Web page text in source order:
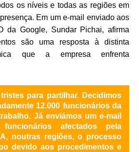
os níveis e todas as regiões em
Em um e-mail enviado aos
da Google, Sundar Pichai, afirma
são uma resposta à distinta
que a empresa enfrenta
para partilhar. Decidimos
12.000 funcionários da
Já enviámos um e-mail
afectados pela
noutras regiões, o processo
devido aos procedimentos e